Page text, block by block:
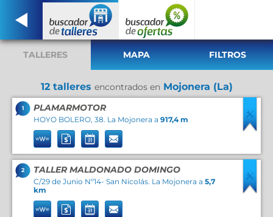
TALLERES MAPA FILTROS
12 talleres encontrados en Mojonera (La)
1 PLAMARMOTOR
HOYO BOLERO, 38. La Mojonera a 917,4 m
2 TALLER MALDONADO DOMINGO
C/29 de Junio Nº14- San Nicolás. La Mojonera a 5,7
km